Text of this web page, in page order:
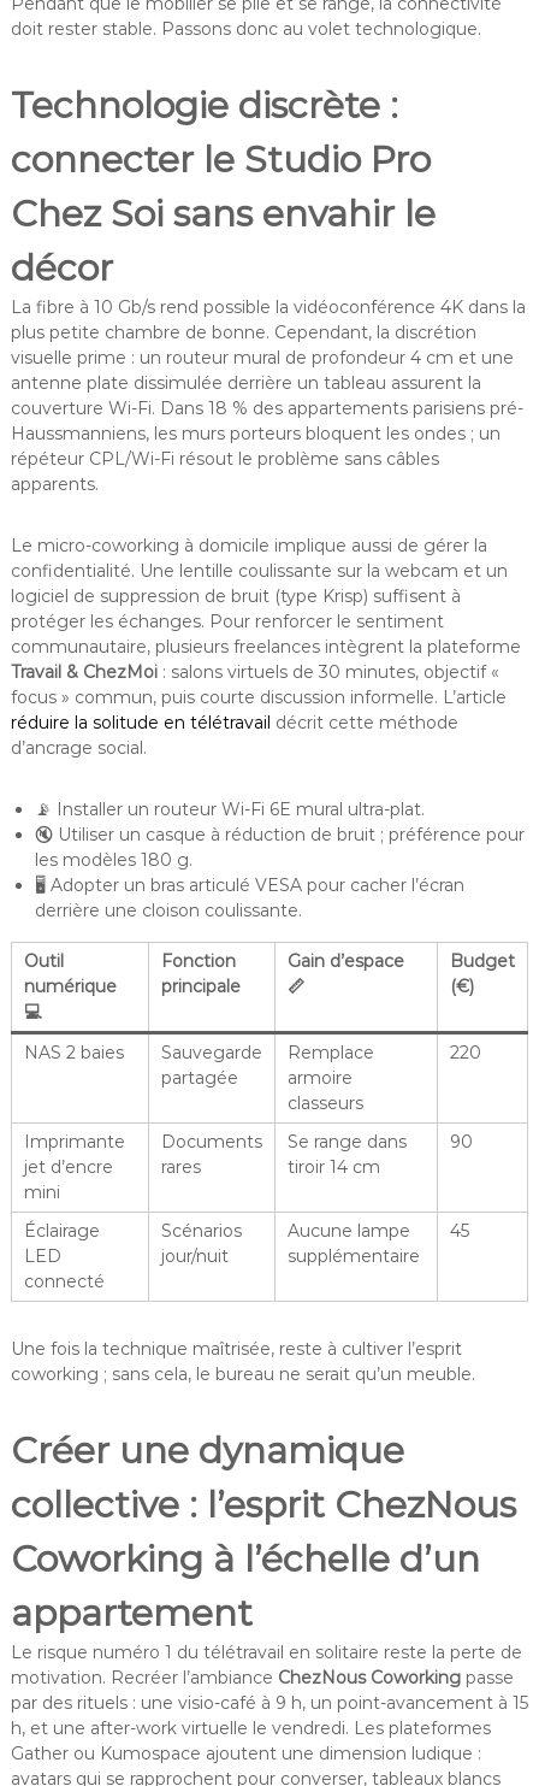
doit rester stable. Passons donc au volet technologique.
Technologie discrète :
connecter le Studio Pro
Chez Soi sans envahir le
décor
La fibre à 10 Gb/s rend possible la vidéoconférence 4K dans la
plus petite chambre de bonne. Cependant, la discrétion
visuelle prime : un routeur mural de profondeur 4 cm et une
antenne plate dissimulée derrière un tableau assurent la
couverture Wi-Fi. Dans 18 % des appartements parisiens pré-
Haussmanniens, les murs porteurs bloquent les ondes ; un
répéteur CPL/Wi-Fi résout le problème sans câbles
apparents.
Le micro-coworking à domicile implique aussi de gérer la
confidentialité. Une lentille coulissante sur la webcam et un
logiciel de suppression de bruit (type Krisp) suffisent à
protéger les échanges. Pour renforcer le sentiment
communautaire, plusieurs freelances intègrent la plateforme
Travail & ChezMoi: salons virtuels de 30 minutes, objectif «
focus » commun, puis courte discussion informelle. L’article
réduire la solitude en télétravail décrit cette méthode
d’ancrage social.
📡 Installer un routeur Wi-Fi 6E mural ultra-plat.
🔇 Utiliser un casque à réduction de bruit ; préférence pour
les modèles 180 g.
🖥️ Adopter un bras articulé VESA pour cacher l’écran
derrière une cloison coulissante.
Outil
numérique
💻
Fonction
principale
Gain d’espace
📏
Budget
(€)
NAS 2 baies
Sauvegarde
partagée
Remplace
armoire
classeurs
220
Imprimante
jet d’encre
mini
Documents
rares
Se range dans
tiroir 14 cm
90
Éclairage
LED
connecté
Scénarios
jour/nuit
Aucune lampe
supplémentaire
45
Une fois la technique maîtrisée, reste à cultiver l’esprit
coworking ; sans cela, le bureau ne serait qu’un meuble.
Créer une dynamique
collective : l’esprit ChezNous
Coworking à l’échelle d’un
appartement
Le risque numéro 1 du télétravail en solitaire reste la perte de
motivation. Recréer l’ambiance ChezNous Coworkingpasse
par des rituels : une visio-café à 9 h, un point-avancement à 15
h, et une after-work virtuelle le vendredi. Les plateformes
Gather ou Kumospace ajoutent une dimension ludique :
avatars qui se rapprochent pour converser, tableaux blancs